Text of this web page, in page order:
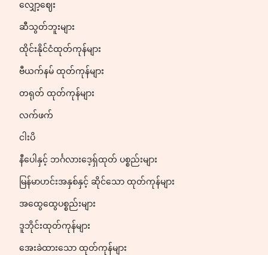
လျှော့ဈေး
ဆီသွတ်ဘူးများ
ထိုင်းနိုင်ငံထုတ်ကုန်များ
ဗီယက်နမ် ထုတ်ကုန်များ
တရုတ် ထုတ်ကုန်များ
လက်ဖက်
ငါးပိ
နီပေါနှင့် ဘင်္ဂလားဒေ့ရှ်ထုတ် ပစ္စည်းများ
မြန်မာဟင်းအနှစ်နှင့် ဆိုင်သော ထုတ်ကုန်များ
အထွေထွေပစ္စည်းများ
ဒူဘိုင်းထုတ်ကုန်များ
အေးခဲထားသော ထုတ်ကုန်များ